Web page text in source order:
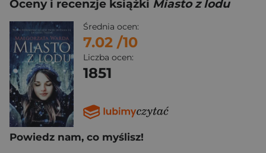
Oceny i recenzje książki Miasto z lodu
Średnia ocen:
7.02 /10
Liczba ocen:
1851
Powiedz nam, co myślisz!